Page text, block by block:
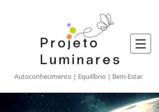
​Autoconhecimento | Equilíbrio | Bem-Estar